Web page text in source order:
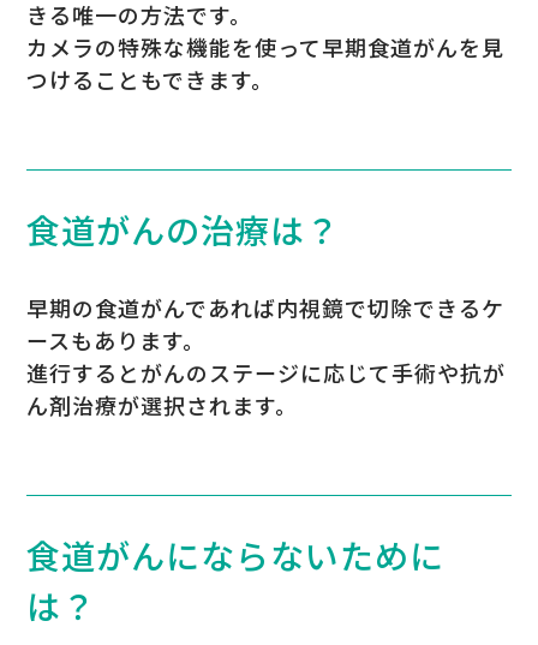
きる唯一の方法です。
カメラの特殊な機能を使って早期食道がんを見
つけることもできます。
食道がんの治療は？
早期の食道がんであれば内視鏡で切除できるケ
ースもあります。
進行するとがんのステージに応じて手術や抗が
ん剤治療が選択されます。
食道がんにならないために
は？